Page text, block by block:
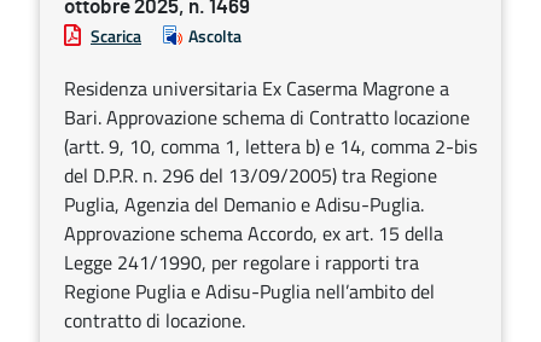
ottobre 2025, n. 1469
Scarica Ascolta
Residenza universitaria Ex Caserma Magrone a
Bari. Approvazione schema di Contratto locazione
(artt. 9, 10, comma 1, lettera b) e 14, comma 2-bis
del D.P.R. n. 296 del 13/09/2005) tra Regione
Puglia, Agenzia del Demanio e Adisu-Puglia.
Approvazione schema Accordo, ex art. 15 della
Legge 241/1990, per regolare i rapporti tra
Regione Puglia e Adisu-Puglia nell’ambito del
contratto di locazione.